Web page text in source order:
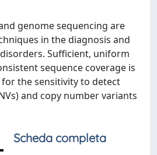
genome sequencing are
in the diagnosis and
Sufficient, uniform
sequence coverage is
the sensitivity to detect
and copy number variants
Scheda completa